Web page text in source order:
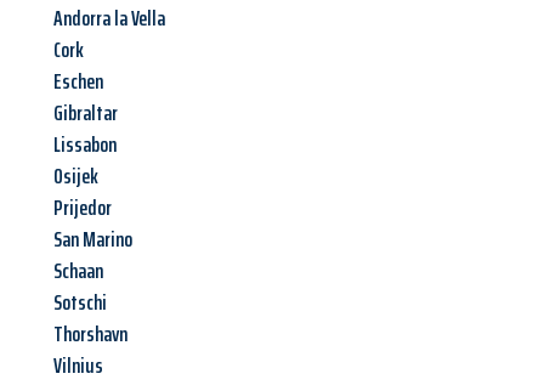
Andorra la Vella
Cork
Eschen
Gibraltar
Lissabon
Osijek
Prijedor
San Marino
Schaan
Sotschi
Thorshavn
Vilnius